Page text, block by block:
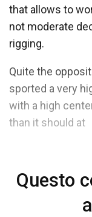
that allows to
not moderate
rigging.
Quite the
sported a very
with a high
than it should at
Questo